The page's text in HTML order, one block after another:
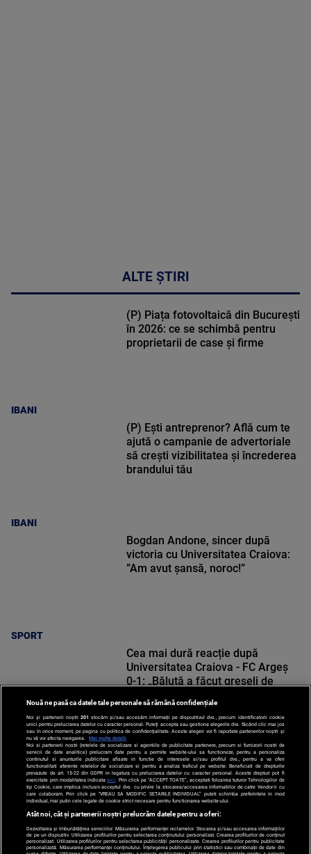
ALTE ȘTIRI
IBANI
(P) Piața fotovoltaică din București
în 2026: ce se schimbă pentru
proprietarii de case și firme
IBANI
(P) Ești antreprenor? Află cum te
ajută o campanie de advertoriale
să crești vizibilitatea și încrederea
brandului tău
SPORT
Bogdan Andone, sincer după
victoria cu Universitatea Craiova:
”Am avut șansă, noroc!”
SPORT
Cea mai dură reacție după
Universitatea Craiova - FC Argeș
0-1: „Băluță a făcut greșeli de
Nouă ne pasă ca datele tale personale să rămână confidențiale
Noi și partenerii noștri 201 stocăm și/sau accesăm informații pe dispozitivul dvs., precum identificatorii cookie
unici pentru prelucrarea datelor cu caracter personal. Puteți accepta sau gestiona alegerile dvs. făcând clic mai jos
sau în orice moment, pe pagina cu politica de confidențialitate. Aceste alegeri vor fi raportate partenerilor noștri și
nu vă vor afecta navigarea.
Mai multe detalii
Noi si partenerii nostri (retelele de socializare si agentiile de publicitate partenere, precum si furnizorii nostri de
servicii de date analitice) prelucram date pentru a permite website-ului sa functioneze, pentru a personaliza
continutul si anunturile publicitare afisate in functie de interesele si/sau profilul dvs., pentru a va oferi
functionalitati aferente retelelor de socializare si pentru a analiza traficul pe website. Beneficiati de drepturile
prevazute de art. 15-22 din GDPR in legatura cu prelucrarea datelor cu caracter personal. Aceste drepturi pot fi
exercitate prin modalitatea indicataaici . Prin click pe “ACCEPT TOATE”, acceptati folosirea tuturor Tehnologiilor de
tip Cookie, care implica inclusiv acceptul dvs. cu privire la stocarea/accesarea informatiilor de catre Vendor-ii cu
care colaboram. Prin click pe “VREAU SA MODIFIC SETARILE INDIVIDUAL” puteti schimba preferintele in mod
individual, mai putin cele legate de cookie strict necesare pentru functionarea website-ului.
Atât noi, cât și partenerii noștri prelucrăm datele pentru a oferi:
Dezvoltarea și îmbunătățirea serviciilor. Măsurarea performanței reclamelor. Stocarea și/sau accesarea informațiilor
de pe un dispozitiv. Utilizarea profilurilor pentru selectarea conținutului personalizat. Crearea profilurilor de conținut
personalizat. Utilizarea profilurilor pentru selectarea publicității personalizate. Crearea profilurilor pentru publicitate
personalizată. Măsurarea performanței conținutului. Înțelegerea publicului prin statistici sau combinații de date din